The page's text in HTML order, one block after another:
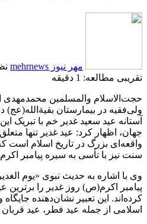
مهر نیوز mehrnews
تقریبی مطالعه: 1 دقیقه
حجت‌الاسلام والمسلمین محمدمهدی
ولی‌فقیه در بیمارستان بقیةالله(عج)
آستانه عید سعید غدیر خم با تبریک
جهان، اظهار کرد: عید غدیر تنها
واقعه‌ای بزرگ در تاریخ اسلام است
سنت نیز با تأسی به سیره پیامبر
وی با اشاره به حدیث نبوی «یوم
پیامبر اکرم(ص) روز غدیر را
کرده‌اند. این تعبیر نشان‌دهنده
اسلامی از جمله عید فطر، عید